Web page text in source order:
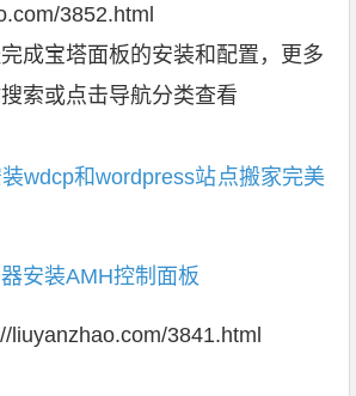
3852.html
成宝塔面板的安装和配置，更多
索或点击导航分类查看
wdcp和wordpress站点搬家完美
安装AMH控制面板
liuyanzhao.com/3841.html